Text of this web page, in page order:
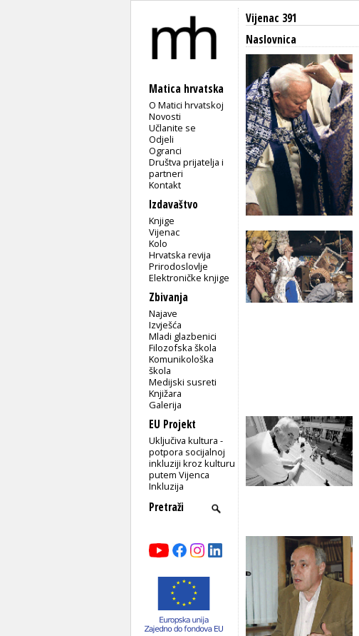
Matica hrvatska
O Matici hrvatskoj
Novosti
Učlanite se
Odjeli
Ogranci
Društva prijatelja i
partneri
Kontakt
Izdavaštvo
Knjige
Vijenac
Kolo
Hrvatska revija
Prirodoslovlje
Elektroničke knjige
Zbivanja
Najave
Izvješća
Mladi glazbenici
Filozofska škola
Komunikološka
škola
Medijski susreti
Knjižara
Galerija
EU Projekt
Uključiva kultura -
potpora socijalnoj
inkluziji kroz kulturu
putem Vijenca
Inkluzija
Vijenac 391
Naslovnica